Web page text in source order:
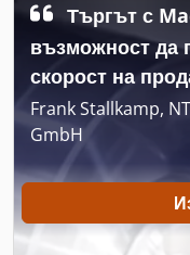
Търгът с
възможност да
скорост на
Frank Stallkamp,
GmbH